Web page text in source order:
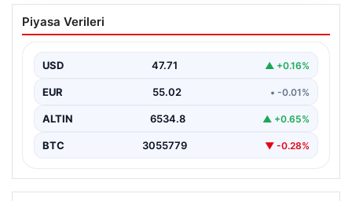
Diyarbakır’da Silahlı Çatışma: 1 Ölü, 1
Yaralı
bölge sakinlerini korkuttu. Olay, iki grup arasında
uzun…
Piyasa Verileri
USD 47.71 ▲ +0.16%
EUR 55.02 • -0.01%
ALTIN 6534.8 ▲ +0.65%
BTC 3055779 ▼ -0.28%